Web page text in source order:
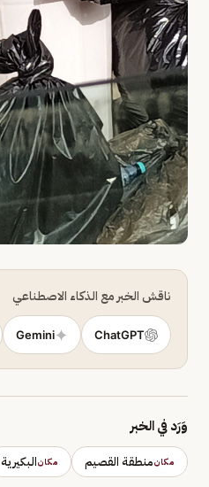
ناقش الخبر مع الذكاء الاصطناعي
ChatGPT
Gemini
وَرَد في الخبر
مكانمنطقة القصيم مكانالبكيرية